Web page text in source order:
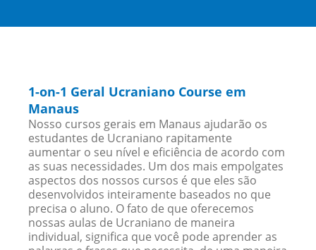
1-on-1 Geral Ucraniano Course em
Manaus
Nosso cursos gerais em Manaus ajudarão os
estudantes de Ucraniano rapitamente
aumentar o seu nível e eficiência de acordo com
as suas necessidades. Um dos mais empolgates
aspectos dos nossos cursos é que eles são
desenvolvidos inteiramente baseados no que
precisa o aluno. O fato de que oferecemos
nossas aulas de Ucraniano de maneira
individual, significa que você pode aprender as